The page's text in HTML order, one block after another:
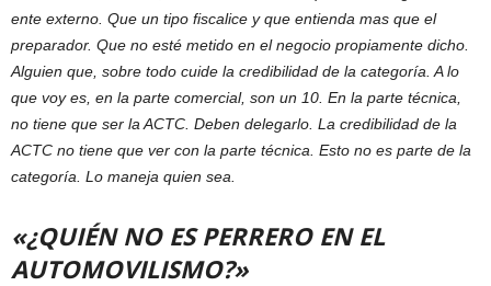
ente externo. Que un tipo fiscalice y que entienda mas que el
preparador. Que no esté metido en el negocio propiamente dicho.
Alguien que, sobre todo cuide la credibilidad de la categoría. A lo
que voy es, en la parte comercial, son un 10. En la parte técnica,
no tiene que ser la ACTC. Deben delegarlo. La credibilidad de la
ACTC no tiene que ver con la parte técnica. Esto no es parte de la
categoría. Lo maneja quien sea.
«¿QUIÉN NO ES PERRERO EN EL
AUTOMOVILISMO?»